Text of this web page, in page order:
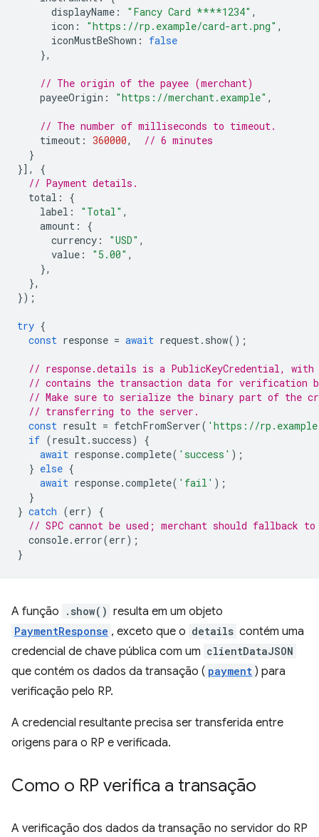
displayName : "Fancy Card ****1234" ,
icon : "https://rp.example/card-art.png" ,
iconMustBeShown :
false
},
// The origin of the payee (merchant)
payeeOrigin : "https://merchant.example" ,
// The number of milliseconds to timeout.
timeout : 360000,
// 6 minutes
}
}],
{
// Payment details.
total :
{
label : "Total" ,
amount :
{
currency : "USD" ,
value : "5.00" ,
},
},
});
try {
const response = await request. show();
// response.details is a PublicKeyCredential, with
// contains the transaction data for verification
// Make sure to serialize the binary part of the
// transferring to the server.
const result = fetchFromServer( 'https://
if (result. success)
{
await response.complete( 'success' );
} else {
await response.complete( 'fail' );
}
} catch (err)
{
// SPC cannot be used; merchant should fallback
console. error(err);
}
A função .show() resulta em um objeto
PaymentResponse , exceto que o details contém uma
credencial de chave pública com um clientDataJSON
que contém os dados da transação ( payment ) para
verificação pelo RP.
A credencial resultante precisa ser transferida entre
origens para o RP e verificada.
Como o RP verifica a transação
A verificação dos dados da transação no servidor do RP